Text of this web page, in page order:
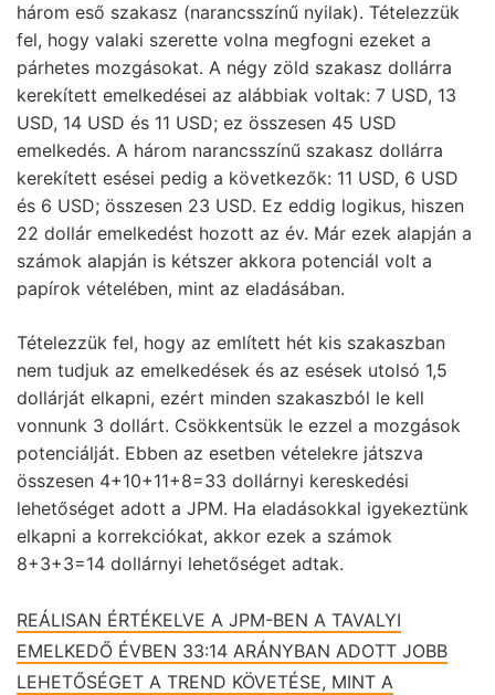
három eső szakasz (narancsszínű nyilak). Tételezzük
fel, hogy valaki szerette volna megfogni ezeket a
párhetes mozgásokat. A négy zöld szakasz dollárra
kerekített emelkedései az alábbiak voltak: 7 USD, 13
USD, 14 USD és 11 USD; ez összesen 45 USD
emelkedés. A három narancsszínű szakasz dollárra
kerekített esései pedig a következők: 11 USD, 6 USD
és 6 USD; összesen 23 USD. Ez eddig logikus, hiszen
22 dollár emelkedést hozott az év. Már ezek alapján a
számok alapján is kétszer akkora potenciál volt a
papírok vételében, mint az eladásában.
Tételezzük fel, hogy az említett hét kis szakaszban
nem tudjuk az emelkedések és az esések utolsó 1,5
dollárját elkapni, ezért minden szakaszból le kell
vonnunk 3 dollárt. Csökkentsük le ezzel a mozgások
potenciálját. Ebben az esetben vételekre játszva
összesen 4+10+11+8=33 dollárnyi kereskedési
lehetőséget adott a JPM. Ha eladásokkal igyekeztünk
elkapni a korrekciókat, akkor ezek a számok
8+3+3=14 dollárnyi lehetőséget adtak.
REÁLISAN ÉRTÉKELVE A JPM-BEN A TAVALYI
EMELKEDŐ ÉVBEN 33:14 ARÁNYBAN ADOTT JOBB
LEHETŐSÉGET A TREND KÖVETÉSE, MINT A